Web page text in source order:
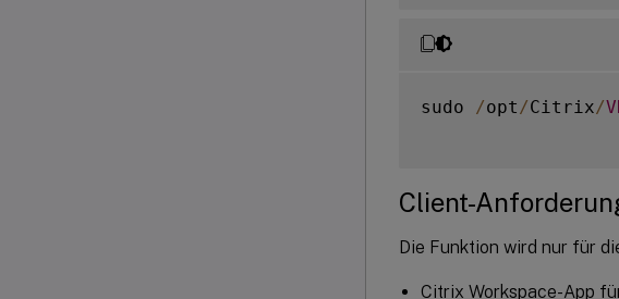
sudo /opt /Citrix/
Client-
Die Funktion wird nur für
Citrix Workspace-App